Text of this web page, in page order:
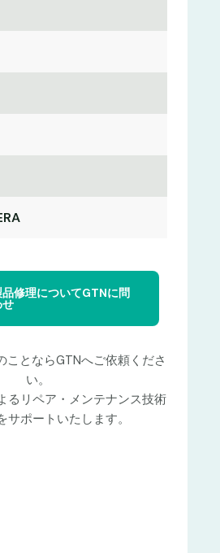
品修理についてGTNに問
せ
ことならGTNへご依頼くださ
い。
るリペア・メンテナンス技術
サポートいたします。